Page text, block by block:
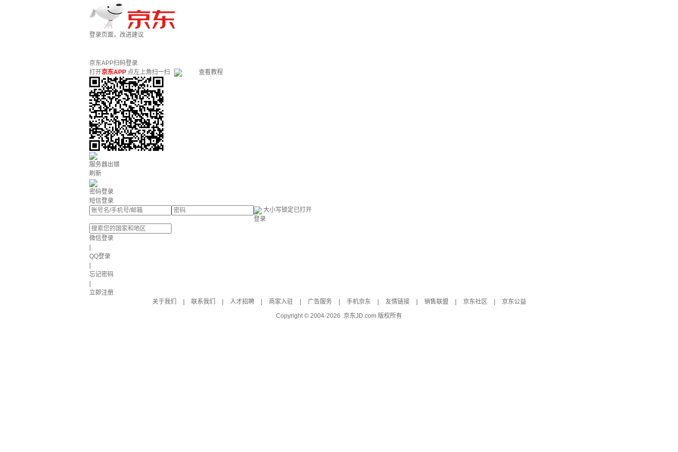
登录页面，改进建议
京东APP扫码登录
打开京东APP 点左上角扫一扫 查看教程
服务器出错
刷新
密码登录
短信登录
大小写锁定已打开
登录
微信登录
QQ登录
忘记密码
立即注册
关于我们
联系我们 人才招聘 商家入驻 广告服务 手机京东 友情链接 销售联盟 京东社区
京东公益
Copyright © 2004-2026 京东JD.com 版权所有